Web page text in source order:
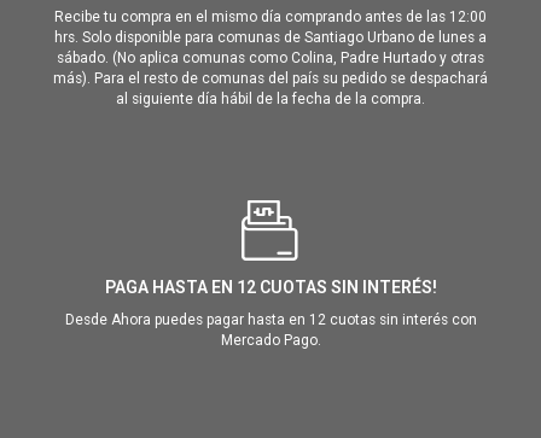
Recibe tu compra en el mismo día comprando antes de las 12:00
hrs. Solo disponible para comunas de Santiago Urbano de lunes a
sábado. (No aplica comunas como Colina, Padre Hurtado y otras
más). Para el resto de comunas del país su pedido se despachará
al siguiente día hábil de la fecha de la compra.
PAGA HASTA EN 12 CUOTAS SIN INTERÉS!
Desde Ahora puedes pagar hasta en 12 cuotas sin interés con
Mercado Pago.